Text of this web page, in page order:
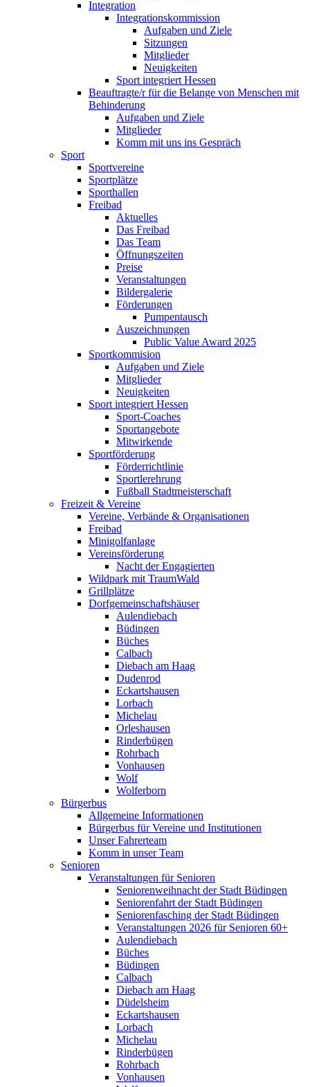
Integration
Integrationskommission
Aufgaben und Ziele
Sitzungen
Mitglieder
Neuigkeiten
Sport integriert Hessen
Beauftragte/r für die Belange von Menschen mit
Behinderung
Aufgaben und Ziele
Mitglieder
Komm mit uns ins Gespräch
Sport
Sportvereine
Sportplätze
Sporthallen
Freibad
Aktuelles
Das Freibad
Das Team
Öffnungszeiten
Preise
Veranstaltungen
Bildergalerie
Förderungen
Pumpentausch
Auszeichnungen
Public Value Award 2025
Sportkommision
Aufgaben und Ziele
Mitglieder
Neuigkeiten
Sport integriert Hessen
Sport-Coaches
Sportangebote
Mitwirkende
Sportförderung
Förderrichtlinie
Sportlerehrung
Fußball Stadtmeisterschaft
Freizeit & Vereine
Vereine, Verbände & Organisationen
Freibad
Minigolfanlage
Vereinsförderung
Nacht der Engagierten
Wildpark mit TraumWald
Grillplätze
Dorfgemeinschaftshäuser
Aulendiebach
Büdingen
Büches
Calbach
Diebach am Haag
Dudenrod
Eckartshausen
Lorbach
Michelau
Orleshausen
Rinderbügen
Rohrbach
Vonhausen
Wolf
Wolferborn
Bürgerbus
Allgemeine Informationen
Bürgerbus für Vereine und Institutionen
Unser Fahrerteam
Komm in unser Team
Senioren
Veranstaltungen für Senioren
Seniorenweihnacht der Stadt Büdingen
Seniorenfahrt der Stadt Büdingen
Seniorenfasching der Stadt Büdingen
Veranstaltungen 2026 für Senioren 60+
Aulendiebach
Büches
Büdingen
Calbach
Diebach am Haag
Düdelsheim
Eckartshausen
Lorbach
Michelau
Rinderbügen
Rohrbach
Vonhausen